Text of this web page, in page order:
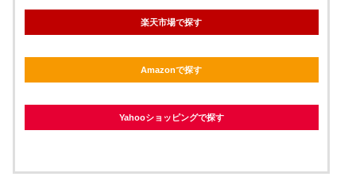
楽天市場で探す
Amazonで探す
Yahooショッピングで探す